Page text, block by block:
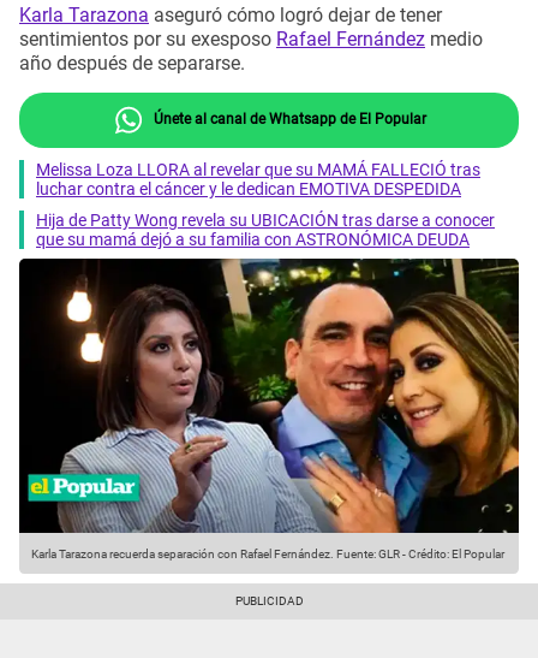
Karla Tarazona aseguró cómo logró dejar de tener
sentimientos por su exesposo Rafael Fernández medio
año después de separarse.
Únete al canal de Whatsapp de El Popular
Melissa Loza LLORA al revelar que su MAMÁ FALLECIÓ tras
luchar contra el cáncer y le dedican EMOTIVA DESPEDIDA
Hija de Patty Wong revela su UBICACIÓN tras darse a conocer
que su mamá dejó a su familia con ASTRONÓMICA DEUDA
Karla Tarazona recuerda separación con Rafael Fernández. Fuente: GLR-Crédito: El Popular